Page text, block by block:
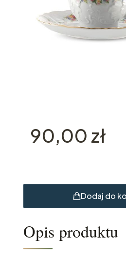
Cena
90,00 zł
Dodaj do
Opis produktu